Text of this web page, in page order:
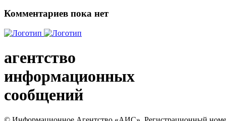
Комментариев пока нет
агентство
информационных
сообщений